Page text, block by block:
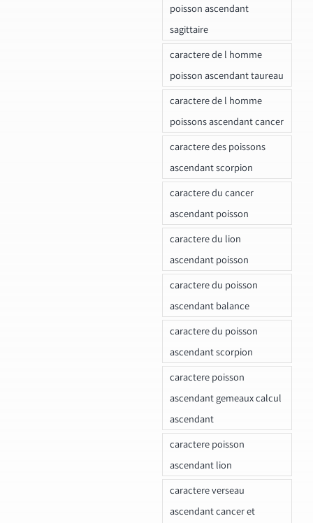
poisson ascendant
sagittaire
caractere de l homme
poisson ascendant taureau
caractere de l homme
poissons ascendant cancer
caractere des poissons
ascendant scorpion
caractere du cancer
ascendant poisson
caractere du lion
ascendant poisson
caractere du poisson
ascendant balance
caractere du poisson
ascendant scorpion
caractere poisson
ascendant gemeaux calcul
ascendant
caractere poisson
ascendant lion
caractere verseau
ascendant cancer et